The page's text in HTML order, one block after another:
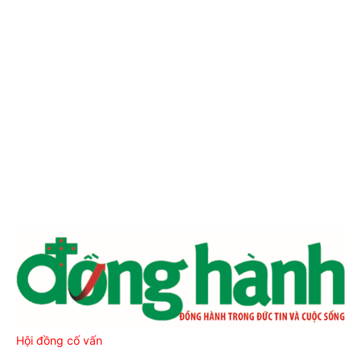
Hội đồng cố vấn